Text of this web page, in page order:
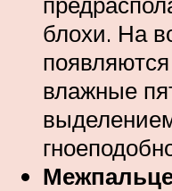
блохи. На
влажные